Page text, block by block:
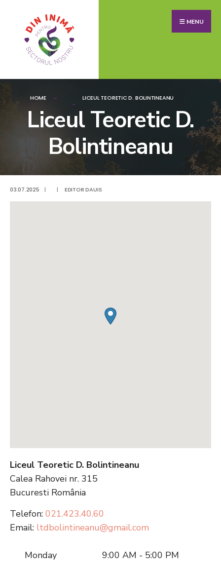
MENU
HOME LICEUL TEORETIC D. BOLINTINEANU
Liceul Teoretic D.
Bolintineanu
03.07.2025 | | EDITOR DAUIS
Liceul Teoretic D. Bolintineanu
Calea Rahovei nr. 315
Bucuresti România
Telefon: 021.423.40.60
Email: ltdbolintineanu@gmail.com
Monday 9:00 AM - 5:00 PM